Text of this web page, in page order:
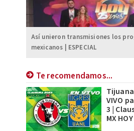
Así unieron transmisiones los
mexicanos | ESPECIAL
Te recomendamos...
VIVO
3 |
MX HOY